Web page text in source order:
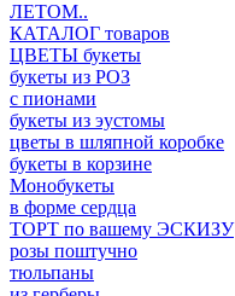
ЛЕТОМ..
КАТАЛОГ товаров
ЦВЕТЫ букеты
букеты из РОЗ
с пионами
букеты из эустомы
цветы в шляпной коробке
букеты в корзине
Монобукеты
в форме сердца
ТОРТ по вашему ЭСКИЗУ
розы поштучно
тюльпаны